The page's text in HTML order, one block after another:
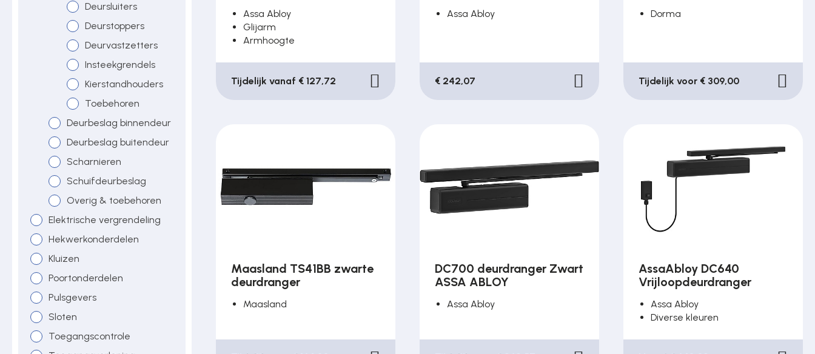
Toegangsverlening
Contact
Deursluiters
Deurstoppers
Deurvastzetters
Insteekgrendels
Kierstandhouders
Toebehoren
Deurbeslag binnendeur
Deurbeslag buitendeur
Scharnieren
Schuifdeurbeslag
Overig & toebehoren
Elektrische vergrendeling
Hekwerkonderdelen
Kluizen
Poortonderdelen
Pulsgevers
Sloten
Toegangscontrole
Assa Abloy
Glijarm
Armhoogte
Tijdelijk vanaf € 127,72
Assa Abloy
€ 242,07
Dorma
Tijdelijk voor € 309,00
Maasland TS41BB zwarte
deurdranger
Maasland
DC700 deurdranger Zwart
ASSA ABLOY
Assa Abloy
AssaAbloy DC640
Vrijloopdeurdranger
Assa Abloy
Diverse kleuren